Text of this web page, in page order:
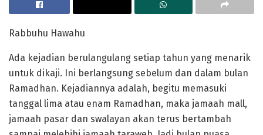
Rabbuhu Hawahu
Ada kejadian berulangulang setiap tahun yang menarik
untuk dikaji. Ini berlangsung sebelum dan dalam bulan
Ramadhan. Kejadiannya adalah, begitu memasuki
tanggal lima atau enam Ramadhan, maka jamaah mall,
jamaah pasar dan swalayan akan terus bertambah